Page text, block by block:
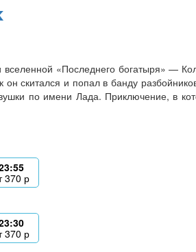
вселенной «Последнего богатыря» —
он скитался и попал в банду
по имени Лада. Приключение, в
370 р
370 р